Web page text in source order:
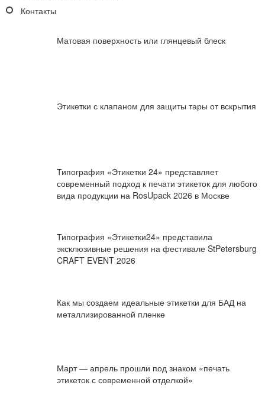
Контакты
Матовая поверхность или глянцевый блеск
Этикетки с клапаном для защиты тары от вскрытия
Типография «Этикетки 24» представляет
современный подход к печати этикеток для любого
вида продукции на RosUpack 2026 в Москве
Типография «Этикетки24» представила
эксклюзивные решения на фестивале StPetersburg
CRAFT EVENT 2026
Как мы создаем идеальные этикетки для БАД на
металлизированной пленке
Март — апрель прошли под знаком «печать
этикеток с современной отделкой»